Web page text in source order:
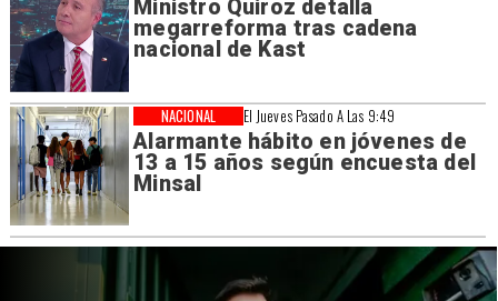
Ministro Quiroz detalla
megarreforma tras cadena
nacional de Kast
El Jueves Pasado A Las 9:49
Alarmante hábito en jóvenes de
13 a 15 años según encuesta del
Minsal
NACIONAL